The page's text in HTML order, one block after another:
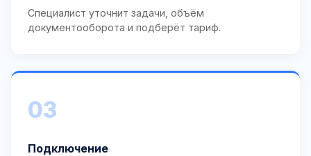
Специалист уточнит задачи, объём
документооборота и подберёт тариф.
03
Подключение